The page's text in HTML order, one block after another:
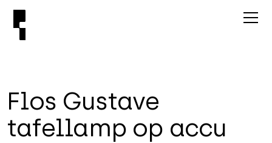
Flos Gustave
tafellamp op accu